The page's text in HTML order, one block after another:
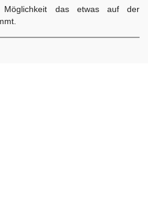
das etwas auf der